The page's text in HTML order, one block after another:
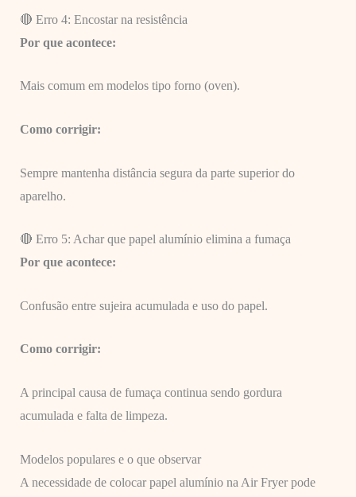
🔴 Erro 4: Encostar na resistência
Por que acontece:
Mais comum em modelos tipo forno (oven).
Como corrigir:
Sempre mantenha distância segura da parte superior do
aparelho.
🔴 Erro 5: Achar que papel alumínio elimina a fumaça
Por que acontece:
Confusão entre sujeira acumulada e uso do papel.
Como corrigir:
A principal causa de fumaça continua sendo gordura
acumulada e falta de limpeza.
Modelos populares e o que observar
A necessidade de colocar papel alumínio na Air Fryer pode